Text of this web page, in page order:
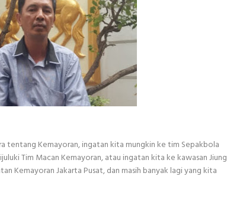
tentang Kemayoran, ingatan kita mungkin ke tim Sepakbola
Tim Macan Kemayoran, atau ingatan kita ke kawasan Jiung
Kemayoran Jakarta Pusat, dan masih banyak lagi yang kita